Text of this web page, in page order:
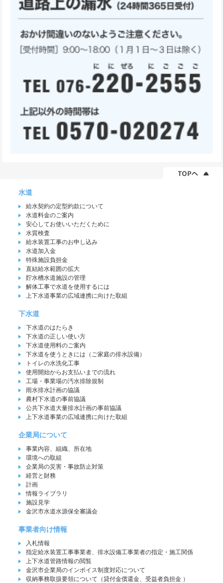
水道
給水契約の定型約款について
水道料金のご案内
安心してお使いいただくために
水質検査
給水装置工事のお申し込み
水道加入金
特殊施設負担金
直結給水範囲の拡大
貯水槽水道施設の管理
解体工事で水道を使用するには
上下水道事業の広域連携に向けた取組
下水道
下水道のはたらき
下水道の正しい使い方
下水道使用料のご案内
下水道を使うときには（ご家庭の排水設備）
トイレの水洗化工事
使用開始からお支払いまでの流れ
工場・事業場の汚水排除規制
雨水排水計画の協議
農村下水道の事前協議
公共下水道大量排水計画の事前協議
上下水道事業の広域連携に向けた取組
企業局について
事業内容、組織、所在地
環境への取組
企業局の災害・事故防止対策
経営と財務
計画
情報ライブラリ
施設見学
金沢市水道水源保全審議会
事業者向け情報
入札情報
指定給水装置工事事業者、排水設備工事業者の指定・施工関係
上下水道管路情報の閲覧
金沢市企業局のインボイス制度対応について
収納事務取扱要領について（貸付金償還金、受益者負担金 ）